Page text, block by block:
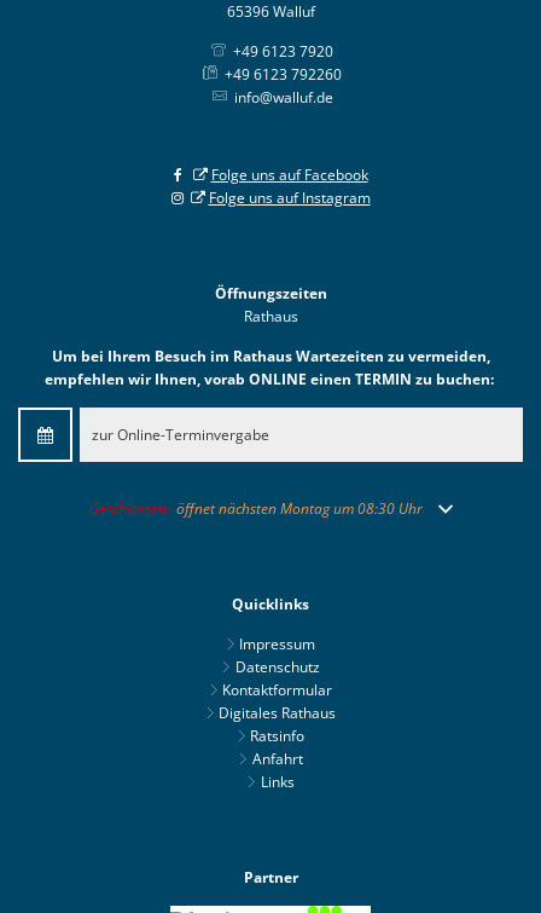
65396 Walluf
+49 6123 7920
+49 6123 792260
info@walluf.de
Folge uns auf Facebook
Folge uns auf Instagram
Öffnungszeiten
Rathaus
Um bei Ihrem Besuch im Rathaus Wartezeiten zu vermeiden,
empfehlen wir Ihnen, vorab ONLINE einen TERMIN zu buchen:
zur Online-Terminvergabe
Klicken, um weitere Öffnungs- oder Schließzeiten auszublenden
Geschlossen: öffnet nächsten Montag um 08:30 Uhr
Quicklinks
Impressum
Datenschutz
Kontaktformular
Digitales Rathaus
Ratsinfo
Anfahrt
Links
Partner